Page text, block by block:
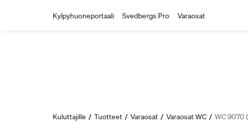
Kylpyhuoneportaali Svedbergs Pro Varaosat
Kuluttajille / Tuotteet / Varaosat / Varaosat WC / WC 9070